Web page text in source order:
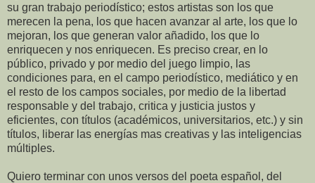
su gran trabajo periodístico; estos artistas son los que
merecen la pena, los que hacen avanzar al arte, los que lo
mejoran, los que generan valor añadido, los que lo
enriquecen y nos enriquecen. Es preciso crear, en lo
público, privado y por medio del juego limpio, las
condiciones para, en el campo periodístico, mediático y en
el resto de los campos sociales, por medio de la libertad
responsable y del trabajo, critica y justicia justos y
eficientes, con títulos (académicos, universitarios, etc.) y sin
títulos, liberar las energías mas creativas y las inteligencias
múltiples.
Quiero terminar con unos versos del poeta español, del